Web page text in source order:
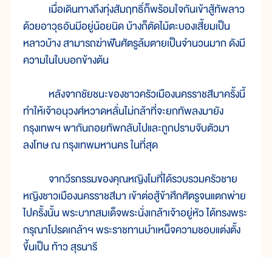
เมื่อเดินทางถึงทุ่งสัมฤทธิ์ก็พร้อมใจกันเข้าสู้ทัพลาว
ด้วยอาวุธอันมีอยู่น้อยนิด บ้างก็ตัดไม้ตะบองเสี้ยมเป็น
หลาวบ้าง สามารถฆ่าฟันศัตรูล้มตายเป็นจำนวนมาก ดังมี
ความในใบบอกข้างต้น
หลังจากชัยชนะของชาวครัวเมืองนครราชสีมาครั้งนี้
ทำให้เจ้าอนุวงศ์หวาดหลั่นไม่กล้าที่จะยกทัพลงมายัง
กรุงเทพฯ พากันถอยทัพกลับไปและถูกปราบจับตัวมา
ลงโทษ ณ กรุงเทพมหานคร ในที่สุด
จากวีรกรรมของคุณหญิงโมที่ได้รวบรวมครัวชาย
หญิงชาวเมืองนครราชสีมา เข้าต่อสู้ข้าศึกศัตรูจนแตกพ่าย
ไปครั้งนั้น พระบาทสมเด็จพระนั่งเกล้าเจ้าอยู่หัว ได้ทรงพระ
กรุณาโปรดเกล้าฯ พระราชทานบำเหน็จความชอบแต่งตั้ง
ขึ้นเป็น ท้าว สุรนารี